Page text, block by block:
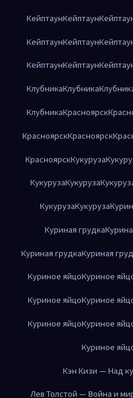
КейптаунКейптаун
КейптаунКейптаун
КейптаунКейптаун
КлубникаКлубника
КлубникаКрасноярск
КрасноярскКрасноярск
КрасноярскКукуруза
КукурузаКукуруза
КукурузаКукуруза
Куриная грудка
Куриная грудкаКуриная
Куриное яйцоКуриное
Куриное яйцоКуриное
Куриное яйцоКуриное
Куриное
Кэн Кизи — Над
Лев Толстой — Война и